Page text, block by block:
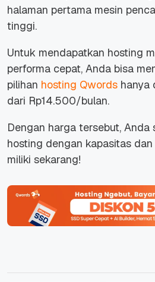
halaman pertama mesin
tinggi.
Untuk mendapatkan hosting
performa cepat, Anda bisa
pilihan hosting Qwords hanya
dari Rp14.500/bulan.
Dengan harga tersebut, Anda
hosting dengan kapasitas
miliki sekarang!